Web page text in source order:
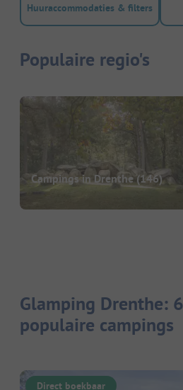
Huuraccommodaties & filters
Populaire regio's
Campings in Drenthe(146)
Glamping Drenthe: 6
populaire campings
Direct boekbaar